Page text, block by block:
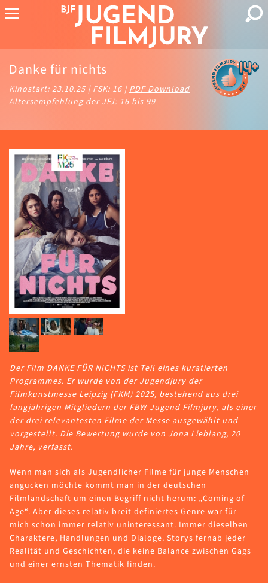
Danke für nichts
Kinostart: 23.10.25 | FSK: 16 |PDF Download
Altersempfehlung der JFJ: 16 bis 99
Der Film DANKE FÜR NICHTS ist Teil eines kuratierten
Programmes. Er wurde von der Jugendjury der
Filmkunstmesse Leipzig (FKM) 2025, bestehend aus drei
langjährigen Mitgliedern der FBW-Jugend Filmjury, als einer
der drei relevantesten Filme der Messe ausgewählt und
vorgestellt. Die Bewertung wurde von Jona Lieblang, 20
Jahre, verfasst.
Wenn man sich als Jugendlicher Filme für junge Menschen
angucken möchte kommt man in der deutschen
Filmlandschaft um einen Begriff nicht herum: „Coming of
Age“. Aber dieses relativ breit definiertes Genre war für
mich schon immer relativ uninteressant. Immer dieselben
Charaktere, Handlungen und Dialoge. Storys fernab jeder
Realität und Geschichten, die keine Balance zwischen Gags
und einer ernsten Thematik finden.